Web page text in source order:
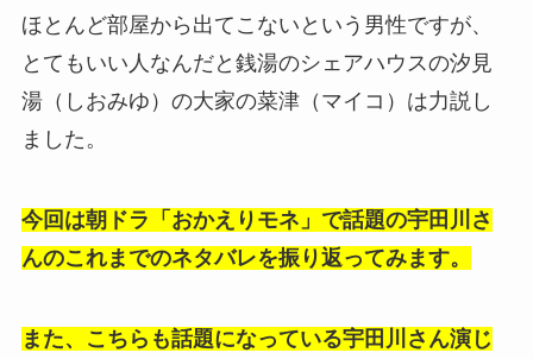
ほとんど部屋から出てこないという男性ですが、
とてもいい人なんだと銭湯のシェアハウスの汐見
湯（しおみゆ）の大家の菜津（マイコ）は力説し
ました。
今回は朝ドラ「おかえりモネ」で話題の宇田川さ
んのこれまでのネタバレを振り返ってみます。
また、こちらも話題になっている宇田川さん演じ